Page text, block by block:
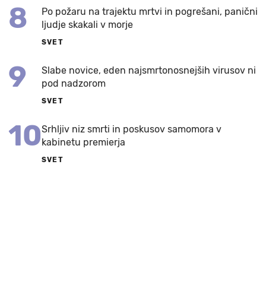
8
Po požaru na trajektu mrtvi in pogrešani, panični
ljudje skakali v morje
SVET
9
Slabe novice, eden najsmrtonosnejših virusov ni
pod nadzorom
SVET
10Srhljiv niz smrti in poskusov samomora v
kabinetu premierja
SVET